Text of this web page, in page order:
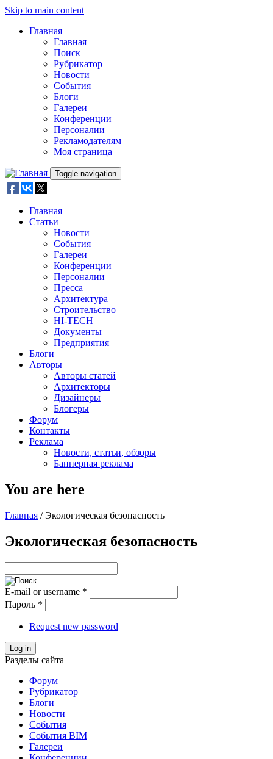
Skip to main content
Главная
Главная
Поиск
Рубрикатор
Новости
События
Блоги
Галереи
Конференции
Персоналии
Рекламодателям
Моя страница
Toggle navigation
Главная
Статьи
Новости
События
Галереи
Конференции
Персоналии
Пресса
Архитектура
Строительство
HI-TECH
Документы
Предприятия
Блоги
Авторы
Авторы статей
Архитекторы
Дизайнеры
Блогеры
Форум
Контакты
Реклама
Новости, статьи, обзоры
Баннерная реклама
You are here
Главная / Экологическая безопасность
Экологическая безопасность
E-mail or username *
Пароль *
Request new password
Log in
Разделы сайта
Форум
Рубрикатор
Блоги
Новости
События
События BIM
Галереи